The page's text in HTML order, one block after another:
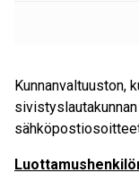
Kunnanvaltuuston,